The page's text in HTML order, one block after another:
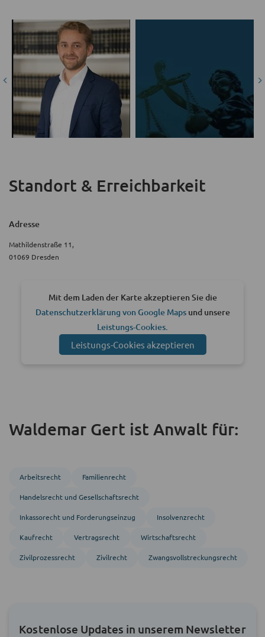
Standort & Erreichbarkeit
Adresse
Mathildenstraße 11,
01069 Dresden
Mit dem Laden der Karte akzeptieren Sie die
Datenschutzerklärung von Google Mapsund unsere
Leistungs-Cookies
Leistungs-Cookies akzeptieren
Waldemar Gert ist Anwalt für:
Arbeitsrecht Familienrecht
Handels­recht und Gesellschafts­recht
Inkasso­recht und Forderungs­einzug Insolvenzrecht
Kaufrecht Vertragsrecht Wirtschaftsrecht
Zivil­prozess­recht Zivil­recht Zwangs­vollstreckungs­recht
Kostenlose Updates in unserem Newsletter